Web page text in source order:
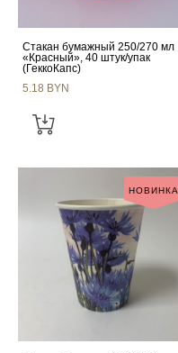
Стакан бумажный 250/270 мл
«Красный», 40 штук/упак
(ГеккоКапс)
5.18 BYN
НОВИНКА